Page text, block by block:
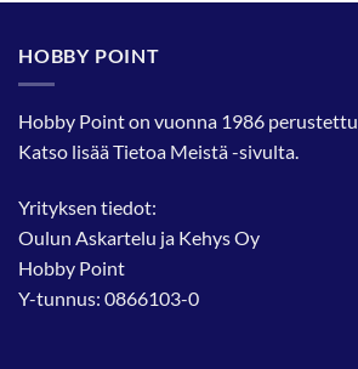
HOBBY POINT
Hobby Point on vuonna 1986
Katso lisääTietoa Meistä-sivulta.
Yrityksen tiedot:
Oulun Askartelu ja Kehys Oy
Hobby Point
Y-tunnus: 0866103-0